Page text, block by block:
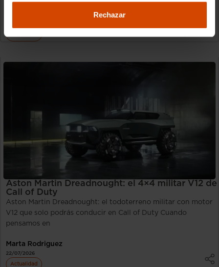
Rechazar
Aston Martin Dreadnought: el 4×4 militar V12 de
Call of Duty
Aston Martin Dreadnought: el todoterreno militar con motor
V12 que solo podrás conducir en Call of Duty Cuando
pensamos en
Marta Rodriguez
22/07/2026
Actualidad